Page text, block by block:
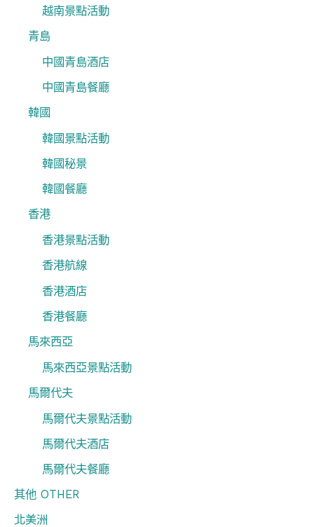
越南景點活動
青島
中國青島酒店
中國青島餐廳
韓國
韓國景點活動
韓國秘景
韓國餐廳
香港
香港景點活動
香港航線
香港酒店
香港餐廳
馬來西亞
馬來西亞景點活動
馬爾代夫
馬爾代夫景點活動
馬爾代夫酒店
馬爾代夫餐廳
其他 OTHER
北美洲